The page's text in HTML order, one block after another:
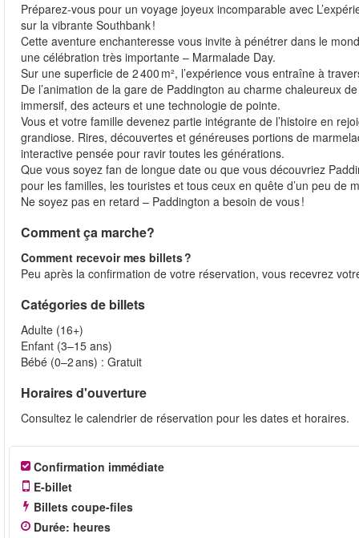
Préparez-vous pour un voyage joyeux incomparable avec
sur la vibrante Southbank !
Cette aventure enchanteresse vous invite à pénétrer dans le
une célébration très importante – Marmalade Day.
Sur une superficie de 2 400 m², l’expérience vous entraîne à
De l’animation de la gare de Paddington au charme chaleureux
immersif, des acteurs et une technologie de pointe.
Vous et votre famille devenez partie intégrante de l’histoire en
grandiose. Rires, découvertes et généreuses portions de
interactive pensée pour ravir toutes les générations.
Que vous soyez fan de longue date ou que vous découvriez
pour les familles, les touristes et tous ceux en quête d’un peu de
Ne soyez pas en retard – Paddington a besoin de vous !
Comment ça marche?
Comment recevoir mes billets ?
Peu après la confirmation de votre réservation, vous recevrez
Catégories de billets
Adulte (16+)
Enfant (3–15 ans)
Bébé (0–2 ans) : Gratuit
Horaires d'ouverture
Consultez le calendrier de réservation pour les dates et horaires.
Confirmation immédiate
E-billet
Billets coupe-files
Durée: heures